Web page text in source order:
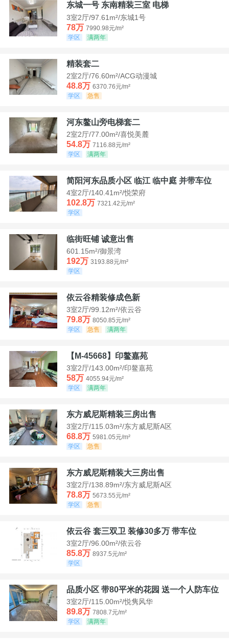
东城一号 东南精装三室 电梯
3室2厅/97.61m²/东城1号
78万 7990.98元/m²
学区
满两年
精装套二
2室2厅/76.60m²/ACG动漫城
48.8万 6370.76元/m²
学区
急售
河东鳌山旁电梯套二
2室2厅/77.00m²/喜悦美麓
54.8万 7116.88元/m²
学区
满两年
简阳河东品质小区 临江 临中庭 并带车位
4室2厅/140.41m²/悦荣府
102.8万 7321.42元/m²
学区
临街旺铺 诚意出售
601.15m²/御景湾
192万 3193.88元/m²
学区
依云谷精装修成色新
3室2厅/99.12m²/依云谷
79.8万 8050.85元/m²
学区
急售 满两年
【M-45668】印鳌嘉苑
3室2厅/143.00m²/印鳌嘉苑
58万 4055.94元/m²
学区
满两年
东方威尼斯精装三房出售
3室2厅/115.03m²/东方威尼斯A区
68.8万 5981.05元/m²
学区
急售
东方威尼斯精装大三房出售
3室2厅/138.89m²/东方威尼斯A区
78.8万 5673.55元/m²
学区
急售
依云谷 套三双卫 装修30多万 带车位
3室2厅/96.00m²/依云谷
85.8万 8937.5元/m²
学区
品质小区 带80平米的花园 送一个人防车位
3室2厅/115.00m²/悦隽风华
89.8万 7808.7元/m²
学区
满两年